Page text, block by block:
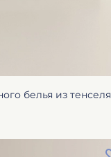
белья из тенселя